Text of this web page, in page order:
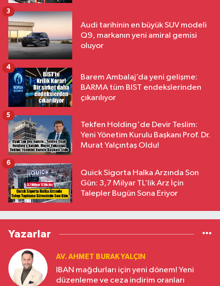
Audi tarihinin en büyük SUV modeli
Q9, markanın yeni amiral gemisi
oluyor
3
Barem Ambalaj’da yeni gelişme:
BARMA tüm BIST endekslerinden
çıkarılıyor
4
Tekfen Holding'de Devir Teslim:
Yeni Yönetim Kurulu Başkanı Prof. Dr.
Murat Yalçıntaş Oldu!
5
Quick Sigorta Halka Arzında Son
Gün: 3,7 Milyar TL’lik Arz İçin
Talepler Bugün Sona Eriyor
6
Yazarlar
AV. AHMET BURAK YALÇIN
IBAN mağdurları için yeni dönem! Yeni
düzenleme ve ceza indirim oranları